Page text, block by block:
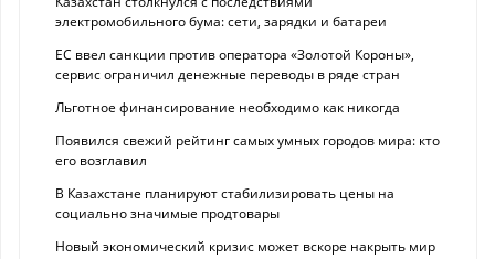
электромобильного бума: сети, зарядки и батареи
ЕС ввел санкции против оператора «Золотой Короны»,
сервис ограничил денежные переводы в ряде стран
Льготное финансирование необходимо как никогда
Появился свежий рейтинг самых умных городов мира: кто
его возглавил
В Казахстане планируют стабилизировать цены на
социально значимые продтовары
Новый экономический кризис может вскоре накрыть мир